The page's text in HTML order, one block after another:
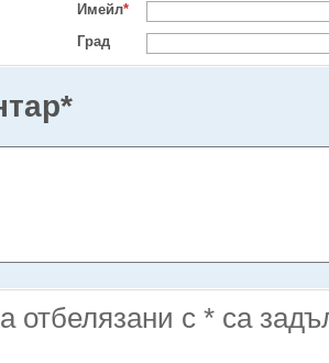
Имейл*
Град
*
отбелязани с * са